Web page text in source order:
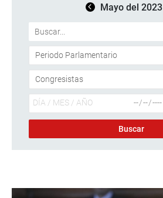
Mayo del 2023